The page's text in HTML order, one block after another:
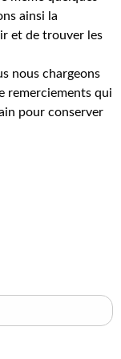
ainsi la
et de trouver les
nous chargeons
remerciements qui
pour conserver